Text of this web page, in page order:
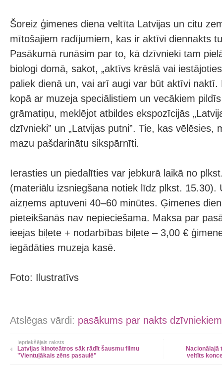
Šoreiz ģimenes diena veltīta Latvijas un citu
mītošajiem radījumiem, kas ir aktīvi diennakts
Pasākumā runāsim par to, kā dzīvnieki tam
biologi domā, sakot, „aktīvs krēslā vai
paliek dienā un, vai arī augi var būt aktīvi naktī.
kopā ar muzeja speciālistiem un vecākiem
grāmatiņu, meklējot atbildes ekspozīcijās
dzīvnieki” un „Latvijas putni”. Tie, kas vēlēsies,
mazu pašdarinātu sikspārnīti.
Ierasties un piedalīties var jebkurā laikā no
(materiālu izsniegšana notiek līdz plkst. 15.30).
aizņems aptuveni 40–60 minūtes. Ģimenes
pieteikšanās nav nepieciešama. Maksa par
ieejas biļete + nodarbības biļete – 3,00 €
iegādāties muzeja kasē.
Foto: Ilustratīvs
Atslēgas vārdi: pasākums par nakts dzīvniekiem
Iepriekšējais raksts
Latvijas kinoteātros sāk rādīt šausmu filmu
"Vientuļākais zēns pasaulē"
Nacionālajā
veltīts